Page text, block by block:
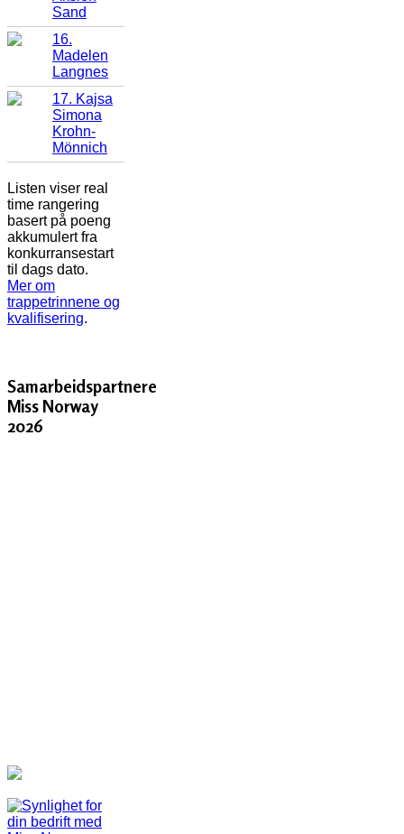
Sand
16.
Madelen
Langnes
17. Kajsa
Simona
Krohn-
Mönnich
Listen viser real
time rangering
basert på poeng
akkumulert fra
konkurransestart
til dags dato.
Mer om
trappetrinnene og
kvalifisering.
Samarbeidspartnere
Miss Norway
2026